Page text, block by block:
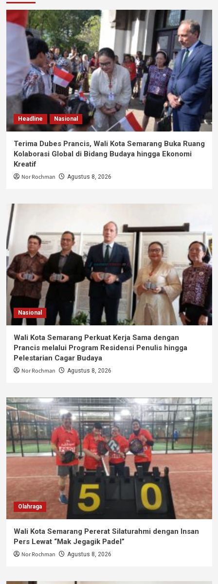
Headline Nasional
Terima Dubes Prancis, Wali Kota Semarang Buka Ruang
Kolaborasi Global di Bidang Budaya hingga Ekonomi
Kreatif
Nor Rochman Agustus 8, 2026
Nasional
Wali Kota Semarang Perkuat Kerja Sama dengan
Prancis melalui Program Residensi Penulis hingga
Pelestarian Cagar Budaya
Nor Rochman Agustus 8, 2026
Olahraga
Wali Kota Semarang Pererat Silaturahmi dengan Insan
Pers Lewat “Mak Jegagik Padel”
Nor Rochman Agustus 8, 2026